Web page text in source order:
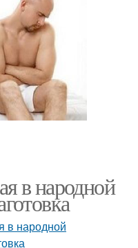
в народной